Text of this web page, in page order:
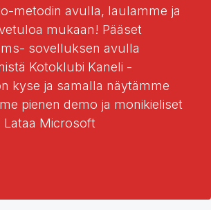
metodin avulla, laulamme ja
mukaan! Pääset
sovelluksen avulla
Kotoklubi Kaneli -
kyse ja samalla näytämme
pienen demo ja monikieliset
Microsoft